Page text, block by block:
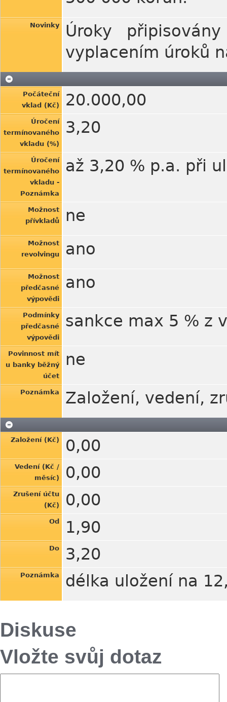
Novinky
Úroky
vyplacením úroků
Počáteční
vklad (Kč)
20.000,00
Úročení
termínovaného
vkladu (%)
3,20
Úročení
termínovaného
vkladu -
Poznámka
až 3,20 % p.a. při
Možnost
přívkladů
ne
Možnost
revolvingu
ano
Možnost
předčasné
výpovědi
ano
Podmínky
předčasné
výpovědi
sankce max 5 % z
Povinnost mít
u banky běžný
účet
ne
Poznámka Založení, vedení,
Založení (Kč) 0,00
Vedení (Kč /
měsíc)
0,00
Zrušení účtu
(Kč)
0,00
Od 1,90
Do 3,20
Poznámka délka uložení na
Diskuse
Vložte svůj dotaz